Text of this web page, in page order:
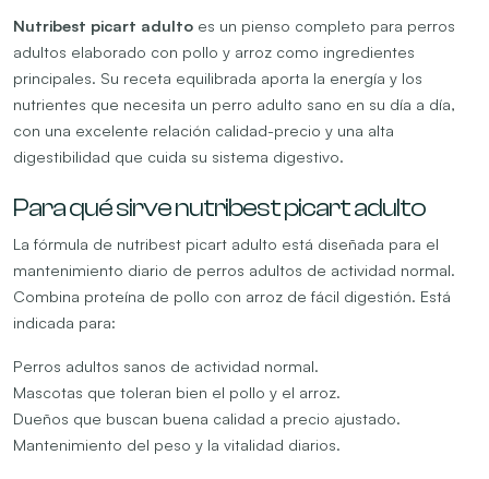
Nutribest picart adulto es un pienso completo para perros
adultos elaborado con pollo y arroz como ingredientes
principales. Su receta equilibrada aporta la energía y los
nutrientes que necesita un perro adulto sano en su día a día,
con una excelente relación calidad-precio y una alta
digestibilidad que cuida su sistema digestivo.
Para qué sirve nutribest picart adulto
La fórmula de nutribest picart adulto está diseñada para el
mantenimiento diario de perros adultos de actividad normal.
Combina proteína de pollo con arroz de fácil digestión. Está
indicada para:
Perros adultos sanos de actividad normal.
Mascotas que toleran bien el pollo y el arroz.
Dueños que buscan buena calidad a precio ajustado.
Mantenimiento del peso y la vitalidad diarios.